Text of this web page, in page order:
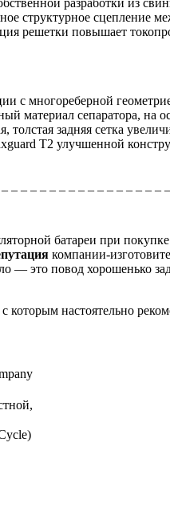
структурное сцепление
решетки повышает
c многореберной
материал сепаратора,
задняя сетка
T2 улучшенной
батареи при
компании-
это повод хорошенько
с которым настоятельно